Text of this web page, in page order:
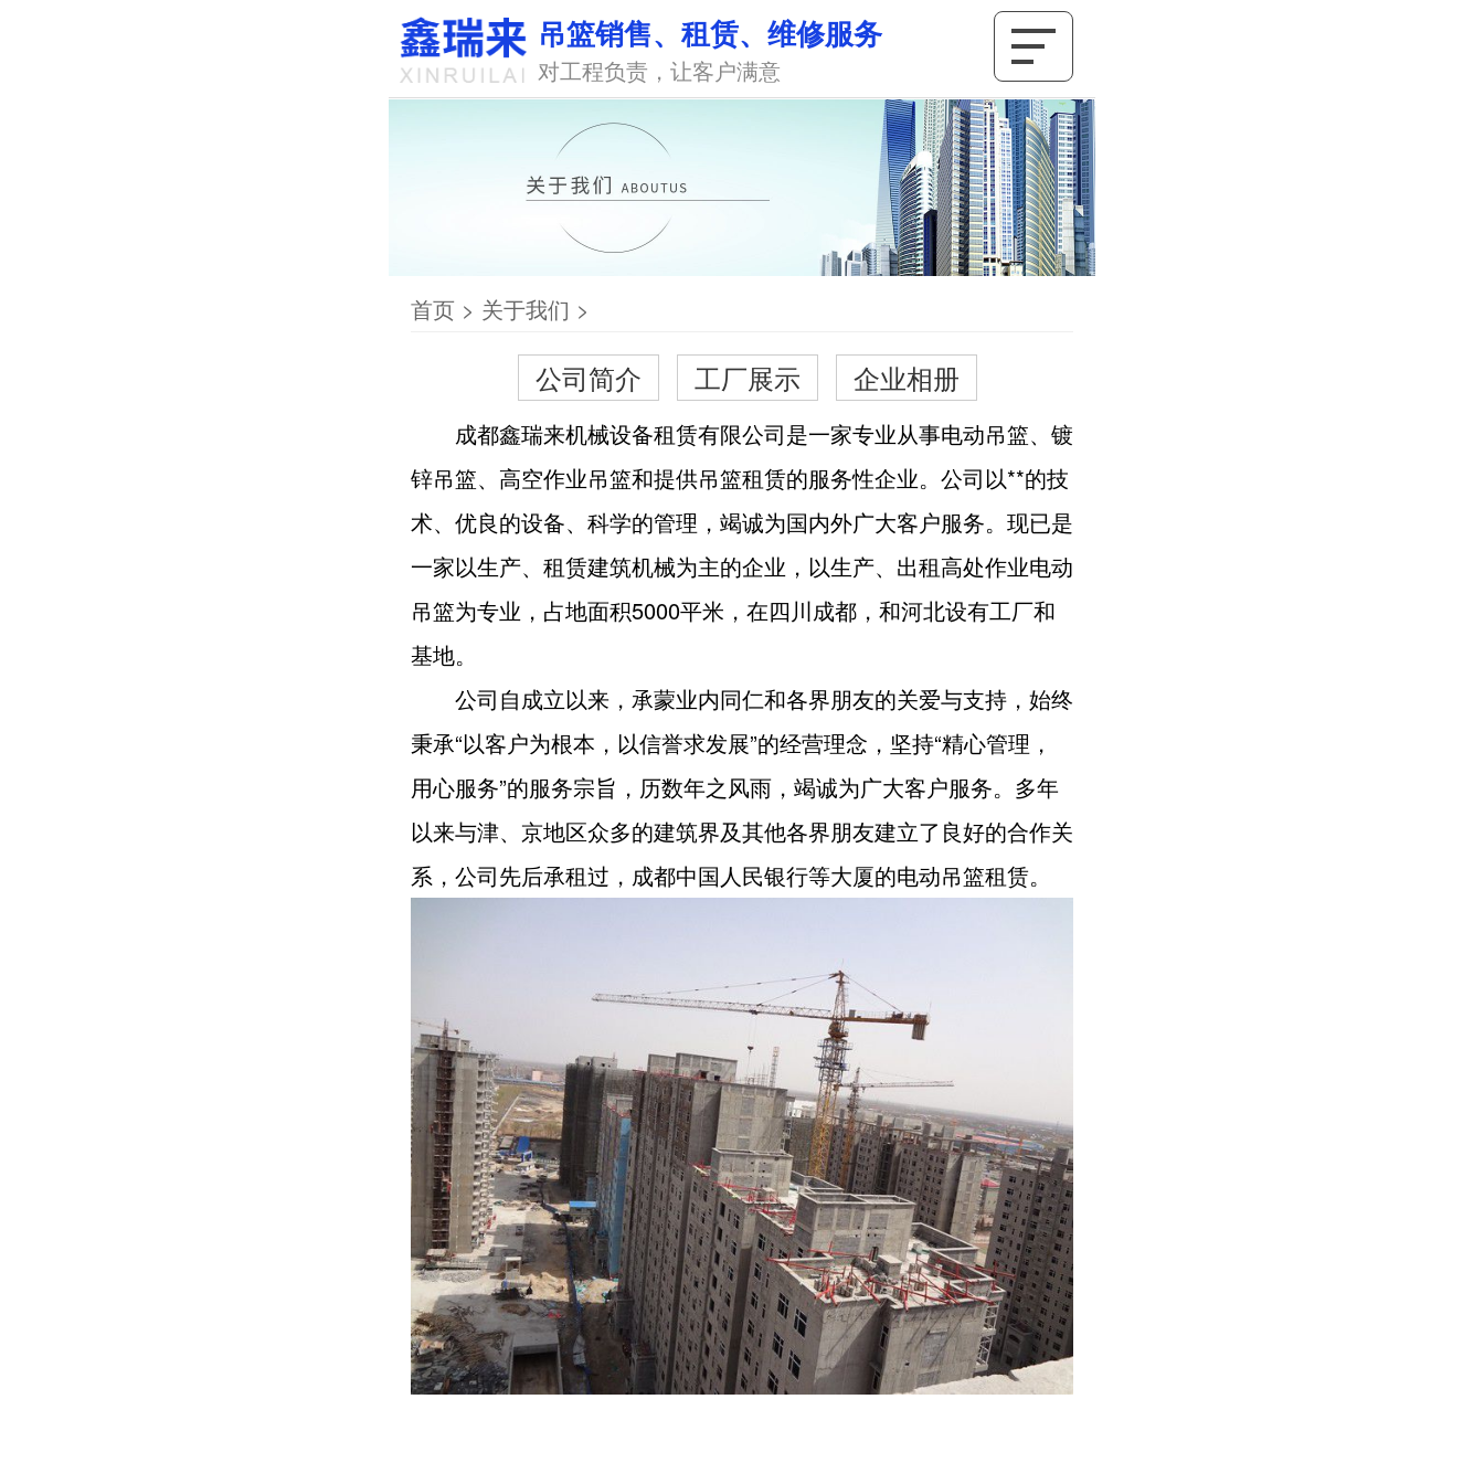
吊篮销售、租赁、维修服务
对工程负责，让客户满意
首页 > 关于我们 >
公司简介 工厂展示 企业相册
成都鑫瑞来机械设备租赁有限公司是一家专业从事电动吊篮、镀
锌吊篮、高空作业吊篮和提供吊篮租赁的服务性企业。公司以**的技
术、优良的设备、科学的管理，竭诚为国内外广大客户服务。现已是
一家以生产、租赁建筑机械为主的企业，以生产、出租高处作业电动
吊篮为专业，占地面积5000平米，在四川成都，和河北设有工厂和
基地。
公司自成立以来，承蒙业内同仁和各界朋友的关爱与支持，始终
秉承“以客户为根本，以信誉求发展”的经营理念，坚持“精心管理，
用心服务”的服务宗旨，历数年之风雨，竭诚为广大客户服务。多年
以来与津、京地区众多的建筑界及其他各界朋友建立了良好的合作关
系，公司先后承租过，成都中国人民银行等大厦的电动吊篮租赁。